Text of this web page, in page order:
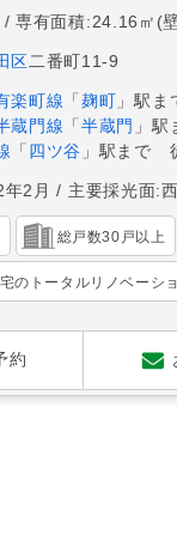
専有面積:24.16㎡(
区二番町11-9
楽町線 「麹町 」駅
蔵門線 「半蔵門 」
「 四ツ谷 」駅まで
2月 主要採光面:
総戸数30戸以上
のトータルリノベーシ
約